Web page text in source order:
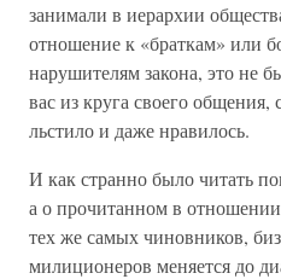
занимали в иерархии
отношение к «браткам» или
нарушителям закона, это не
вас из круга своего общения,
льстило и даже нравилось.
И как странно было читать
а о прочитанном в
тех же самых чиновников,
милиционеров меняется до